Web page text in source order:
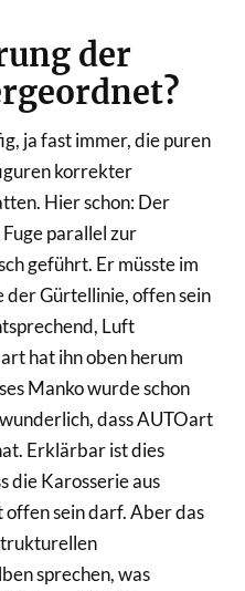
der
ja fast immer, die puren
korrekter
Hier schon: Der
parallel zur
geführt. Er müsste im
der Gürtellinie, offen sein
Luft
hat ihn oben herum
Manko wurde schon
dass AUTOart
Erklärbar ist dies
die Karosserie aus
sein darf. Aber das
sprechen, was